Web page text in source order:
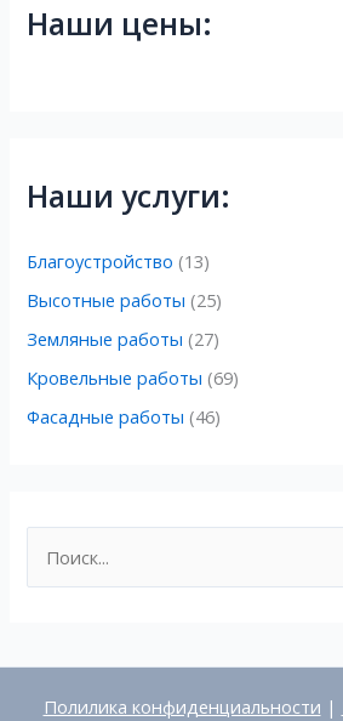
Наши цены:
Наши услуги:
Благоустройство (13)
Высотные работы (25)
Земляные работы (27)
Кровельные работы (69)
Фасадные работы (46)
о
с
Полилика конфиденциальности |